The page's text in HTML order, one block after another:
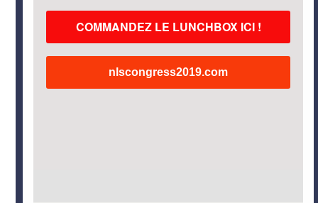
COMMANDEZ LE LUNCHBOX ICI !
nlscongress2019.com